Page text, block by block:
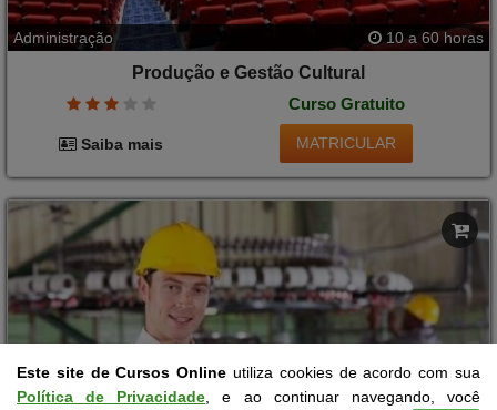
Administração 10 a 60 horas
Produção e Gestão Cultural
Curso Gratuito
Saiba mais MATRICULAR
Este site de Cursos Online utiliza cookies de acordo com sua
Política de Privacidade , e ao continuar navegando, você